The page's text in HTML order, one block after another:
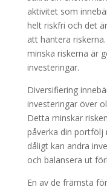
aktivitet som
helt riskfri och det
att hantera
minska riskerna är
investeringar.
Diversifiering
investeringar över
Detta minskar
påverka din portfölj
dåligt kan andra
och balansera ut
En av de främsta